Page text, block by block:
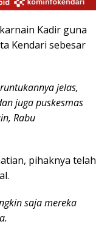
Kadir guna
Kendari sebesar
jelas,
juga puskesmas
Rabu
pihaknya telah
saja mereka